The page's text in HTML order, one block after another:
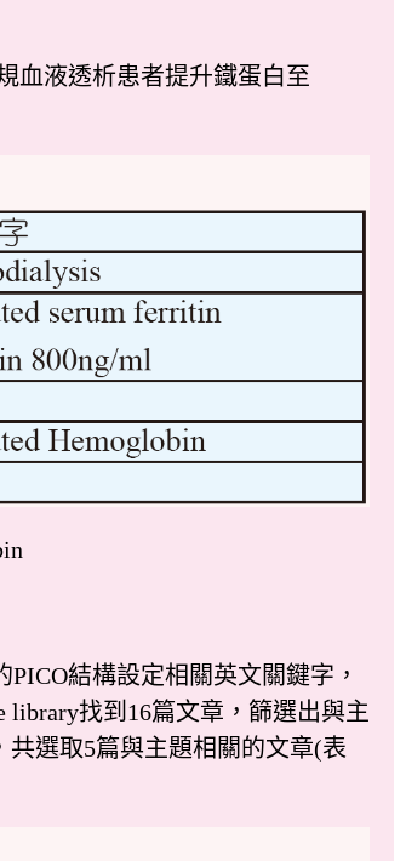
血液透析患者提升鐵蛋白至
結構設定相關英文關鍵字，
library找到16篇文章，篩選出與主
共選取5篇與主題相關的文章(表